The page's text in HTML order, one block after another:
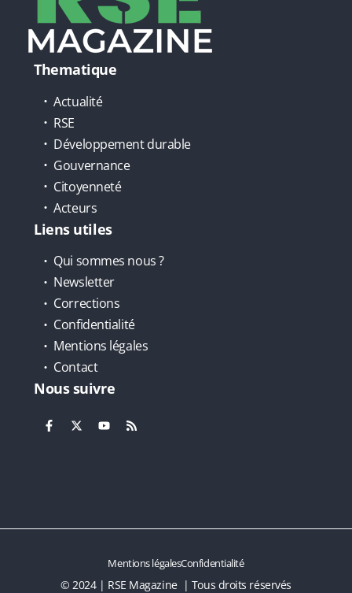
Thematique
Actualité
RSE
Développement durable
Gouvernance
Citoyenneté
Acteurs
Liens utiles
Qui sommes nous ?
Newsletter
Corrections
Confidentialité
Mentions légales
Contact
Nous suivre
© 2024 | RSE Magazine | Tous droits réservés
Mentions légalesConfidentialité